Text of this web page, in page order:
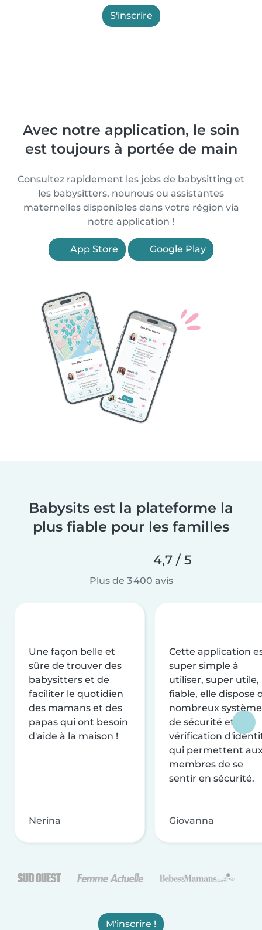
S'inscrire
Avec notre application, le soin
est toujours à portée de main
Consultez rapidement les jobs de babysitting et
les babysitters, nounous ou assistantes
maternelles disponibles dans votre région via
notre application !
App Store Google Play
Babysits est la plateforme la
plus fiable pour les familles
4,7 / 5
Plus de 3 400 avis
Une façon belle et
sûre de trouver des
babysitters et de
faciliter le quotidien
des mamans et des
papas qui ont besoin
d'aide à la maison !
Nerina
Cette application
super simple à
utiliser, super utile,
fiable, elle dispose
nombreux
de sécurité et de
vérification
qui permettent
membres de se
sentir en sécurité.
Giovanna
M'inscrire !